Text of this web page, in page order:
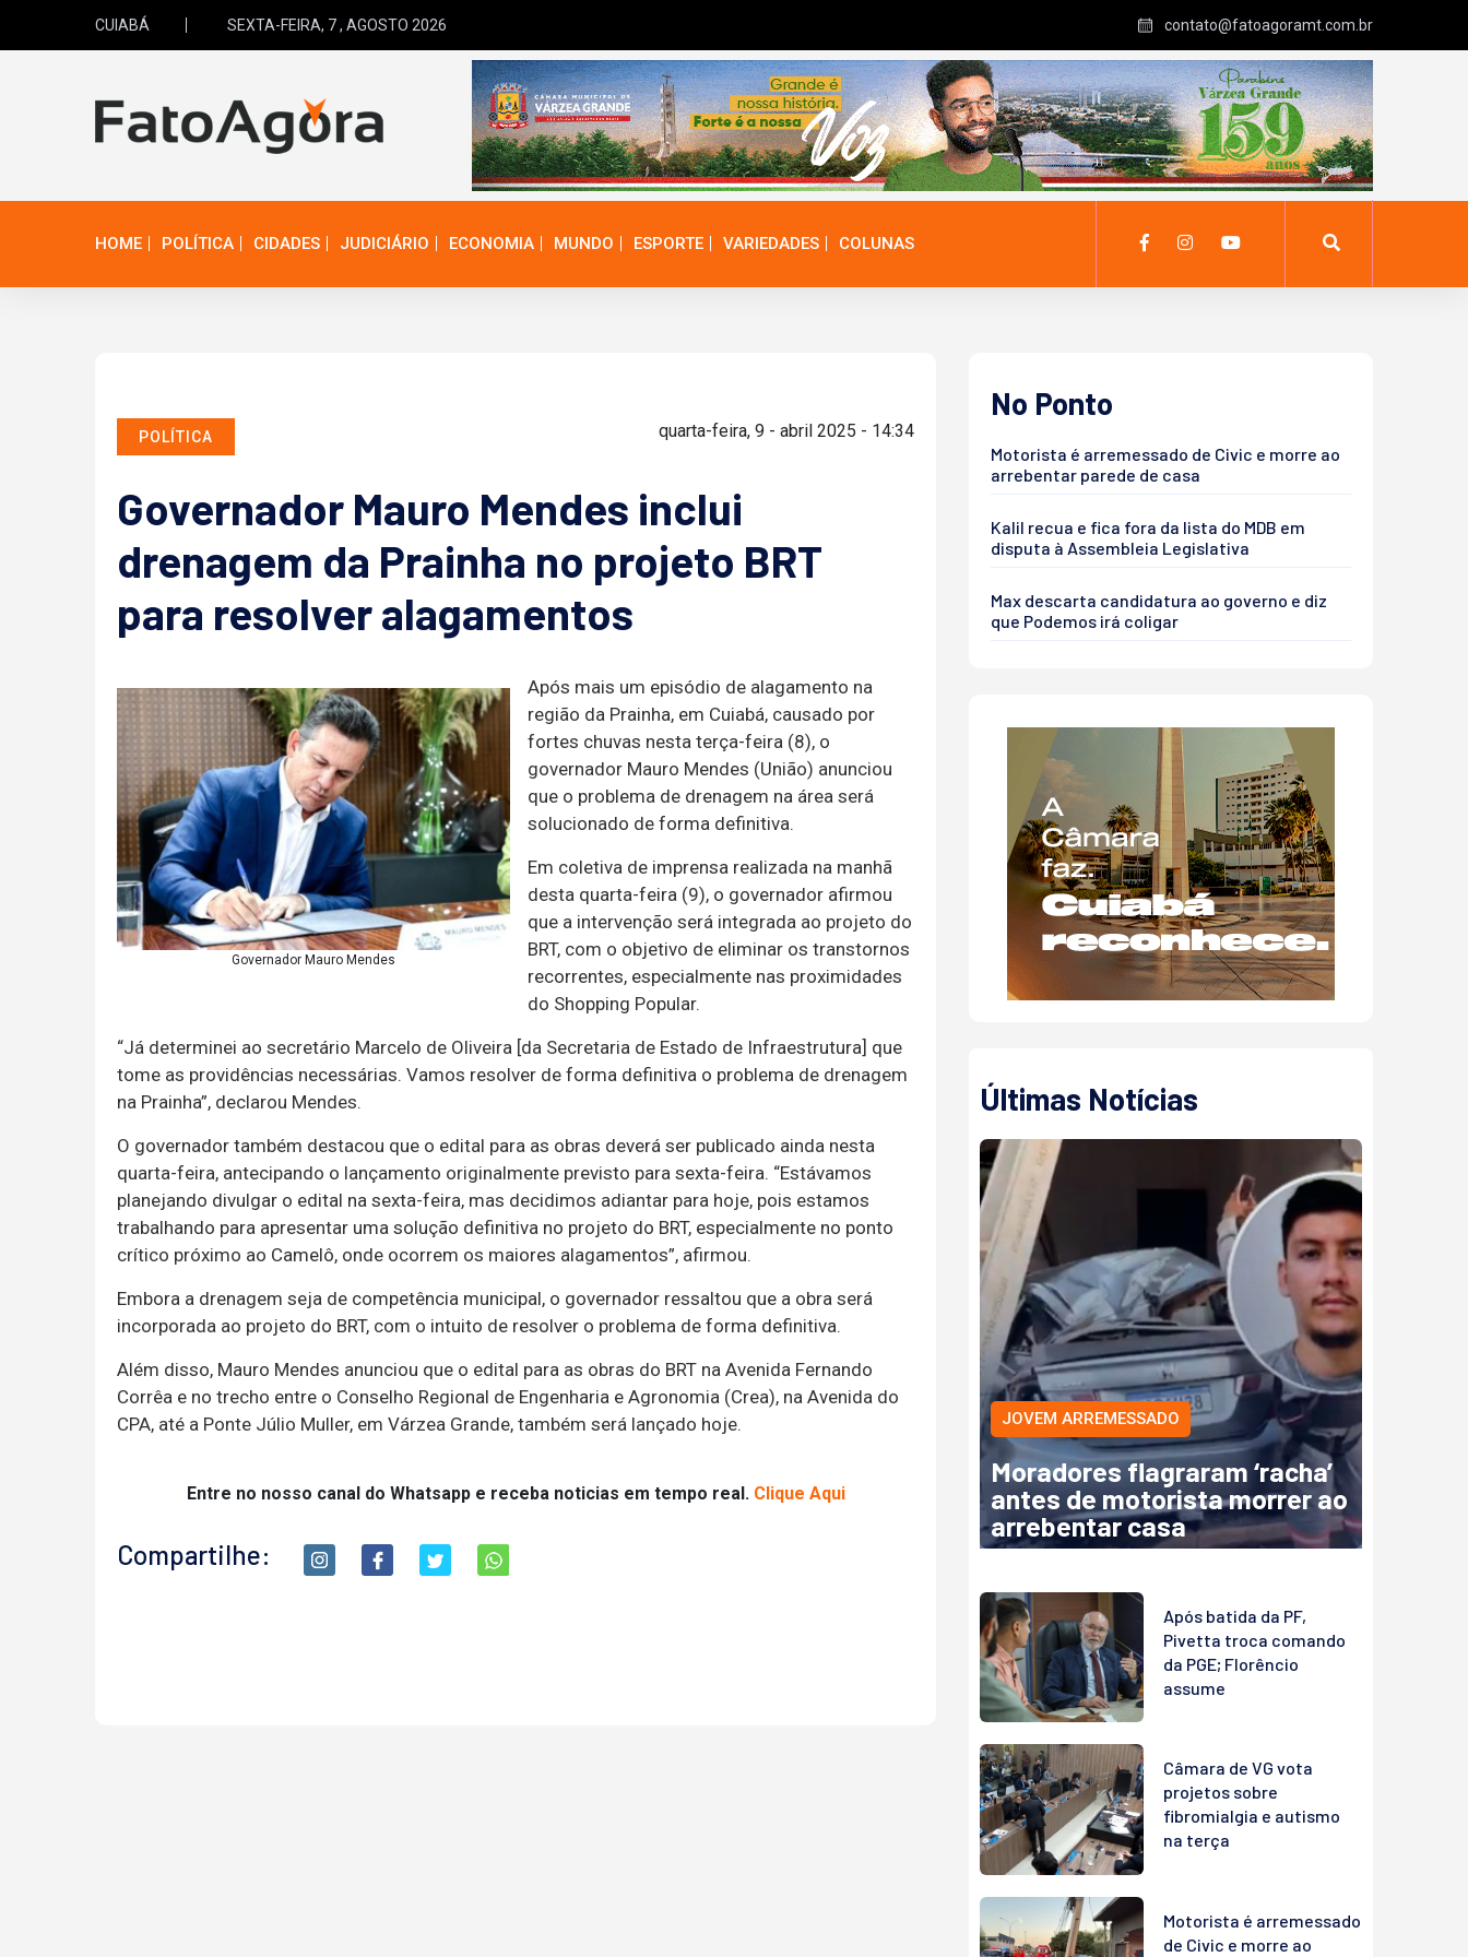
CUIABÁ SEXTA-FEIRA, 7 , AGOSTO 2026 contato@fatoagoramt.com.br
HOME POLÍTICA CIDADES JUDICIÁRIO ECONOMIA MUNDO ESPORTE VARIEDADES COLUNAS
POLÍTICA quarta-feira, 9 - abril 2025 - 14:34
Governador Mauro Mendes inclui
drenagem da Prainha no projeto BRT
para resolver alagamentos
Governador Mauro Mendes
Após mais um episódio de alagamento na
região da Prainha, em Cuiabá, causado por
fortes chuvas nesta terça-feira (8), o
governador Mauro Mendes (União) anunciou
que o problema de drenagem na área será
solucionado de forma definitiva.
Em coletiva de imprensa realizada na manhã
desta quarta-feira (9), o governador afirmou
que a intervenção será integrada ao projeto do
BRT, com o objetivo de eliminar os transtornos
recorrentes, especialmente nas proximidades
do Shopping Popular.
“Já determinei ao secretário Marcelo de Oliveira [da Secretaria de Estado de Infraestrutura] que
tome as providências necessárias. Vamos resolver de forma definitiva o problema de drenagem
na Prainha”, declarou Mendes.
O governador também destacou que o edital para as obras deverá ser publicado ainda nesta
quarta-feira, antecipando o lançamento originalmente previsto para sexta-feira. “Estávamos
planejando divulgar o edital na sexta-feira, mas decidimos adiantar para hoje, pois estamos
trabalhando para apresentar uma solução definitiva no projeto do BRT, especialmente no ponto
crítico próximo ao Camelô, onde ocorrem os maiores alagamentos”, afirmou.
Embora a drenagem seja de competência municipal, o governador ressaltou que a obra será
incorporada ao projeto do BRT, com o intuito de resolver o problema de forma definitiva.
Além disso, Mauro Mendes anunciou que o edital para as obras do BRT na Avenida Fernando
Corrêa e no trecho entre o Conselho Regional de Engenharia e Agronomia (Crea), na Avenida do
CPA, até a Ponte Júlio Muller, em Várzea Grande, também será lançado hoje.
Entre no nosso canal do Whatsapp e receba noticias em tempo real. Clique Aqui
Compartilhe:
No Ponto
Motorista é arremessado de Civic e morre ao
arrebentar parede de casa
Kalil recua e fica fora da lista do MDB em
disputa à Assembleia Legislativa
Max descarta candidatura ao governo e diz
que Podemos irá coligar
Últimas Notícias
JOVEM ARREMESSADO
Moradores flagraram ‘racha’
antes de motorista morrer ao
arrebentar casa
Após batida da PF,
Pivetta troca comando
da PGE; Florêncio
assume
Câmara de VG vota
projetos sobre
fibromialgia e autismo
na terça
Motorista é arremessado
de Civic e morre ao